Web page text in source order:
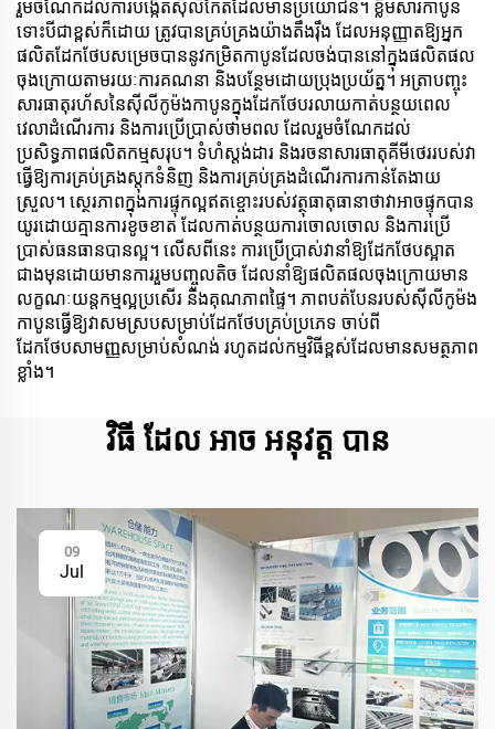
រួមចំណែកដល់ការបង្កើតស៊ីលីកែតដែលមានប្រយោជន៍។ ខ្លឹមសារកាបូន
ទោះបីជាខ្ពស់ក៏ដោយ ត្រូវបានគ្រប់គ្រងយ៉ាងតឹងរ៉ឹង ដែលអនុញ្ញាតឱ្យអ្នក
ផលិតដែកថែបសម្រេចបាននូវកម្រិតកាបូនដែលចង់បាននៅក្នុងផលិតផល
ចុងក្រោយតាមរយៈការគណនា និងបន្ថែមដោយប្រុងប្រយ័ត្ន។ អត្រាបញ្ចុះ
សារធាតុរហ័សនៃស៊ីលីកូម៉ងកាបូនក្នុងដែកថែបរលាយកាត់បន្ថយពេល
វេលាដំណើរការ និងការប្រើប្រាស់ថាមពល ដែលរួមចំណែកដល់
ប្រសិទ្ធភាពផលិតកម្មសរុប។ ទំហំស្តង់ដារ និងរចនាសារធាតុគីមីថេររបស់វា
ធ្វើឱ្យការគ្រប់គ្រងស្តុកទំនិញ និងការគ្រប់គ្រងដំណើរការកាន់តែងាយ
ស្រួល។ ស្ថេរភាពក្នុងការផ្ទុកល្អឥតខ្ចោះរបស់វត្ថុធាតុធានាថាវាអាចផ្ទុកបាន
យូរដោយគ្មានការខូចខាត ដែលកាត់បន្ថយការចោលចោល និងការប្រើ
ប្រាស់ធនធានបានល្អ។ លើសពីនេះ ការប្រើប្រាស់វានាំឱ្យដែកថែបស្អាត
ជាងមុនដោយមានការរួមបញ្ចូលតិច ដែលនាំឱ្យផលិតផលចុងក្រោយមាន
លក្ខណៈយន្តកម្មល្អប្រសើរ និងគុណភាពផ្ទៃ។ ភាពបត់បែនរបស់ស៊ីលីកូម៉ង
កាបូនធ្វើឱ្យវាសមស្របសម្រាប់ដែកថែបគ្រប់ប្រភេទ ចាប់ពី
ដែកថែបសាមញ្ញសម្រាប់សំណង់ រហូតដល់កម្មវិធីខ្ពស់ដែលមានសមត្ថភាព
ខ្លាំង។
វិធី ដែល អាច អនុវត្ត បាន
09
Jul